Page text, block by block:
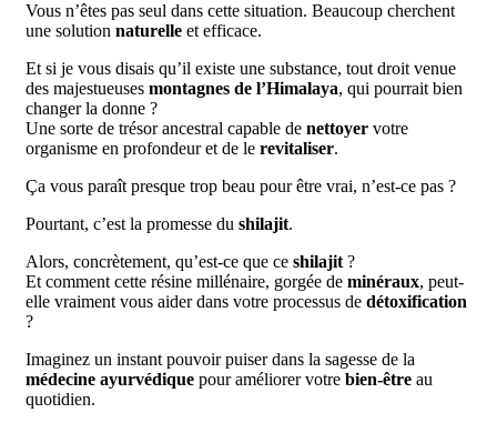
Vous n’êtes pas seul dans cette situation. Beaucoup cherchent
une solution naturelle et efficace.
Et si je vous disais qu’il existe une substance, tout droit venue
des majestueuses montagnes de l’Himalaya, qui pourrait bien
changer la donne ?
Une sorte de trésor ancestral capable de nettoyer votre
organisme en profondeur et de le revitaliser.
Ça vous paraît presque trop beau pour être vrai, n’est-ce pas ?
Pourtant, c’est la promesse du shilajit.
Alors, concrètement, qu’est-ce que ce shilajit ?
Et comment cette résine millénaire, gorgée de minéraux, peut-
elle vraiment vous aider dans votre processus de détoxification
?
Imaginez un instant pouvoir puiser dans la sagesse de la
médecine ayurvédique pour améliorer votre bien-être au
quotidien.